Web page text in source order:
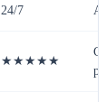
24/7 A
★★★★★
C